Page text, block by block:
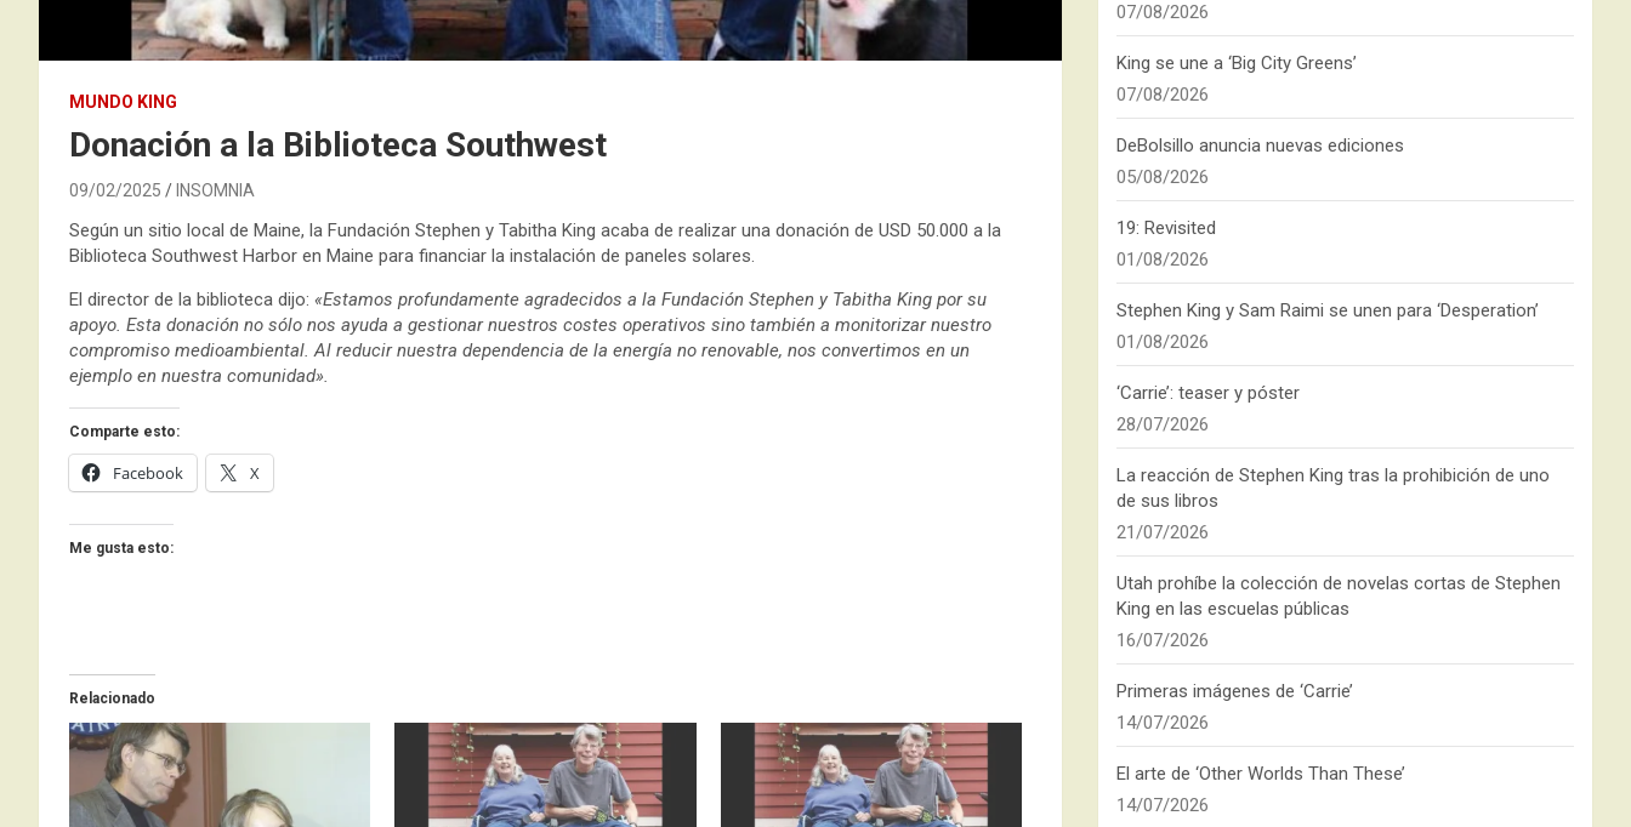
MUNDO KING
Donación a la Biblioteca Southwest
09/02/2025 INSOMNIA
Según un sitio local de Maine, la Fundación Stephen y Tabitha King acaba de realizar una donación de USD 50.000 a la
Biblioteca Southwest Harbor en Maine para financiar la instalación de paneles solares.
El director de la biblioteca dijo: «Estamos profundamente agradecidos a la Fundación Stephen y Tabitha King por su
apoyo. Esta donación no sólo nos ayuda a gestionar nuestros costes operativos sino también a monitorizar nuestro
compromiso medioambiental. Al reducir nuestra dependencia de la energía no renovable, nos convertimos en un
ejemplo en nuestra comunidad».
Comparte esto:
Facebook X
Me gusta esto:
Relacionado
07/08/2026
King se une a ‘Big City Greens’
07/08/2026
DeBolsillo anuncia nuevas ediciones
05/08/2026
19: Revisited
01/08/2026
Stephen King y Sam Raimi se unen para ‘Desperation’
01/08/2026
‘Carrie’: teaser y póster
28/07/2026
La reacción de Stephen King tras la prohibición de uno
de sus libros
21/07/2026
Utah prohíbe la colección de novelas cortas de Stephen
King en las escuelas públicas
16/07/2026
Primeras imágenes de ‘Carrie’
14/07/2026
El arte de ‘Other Worlds Than These’
14/07/2026